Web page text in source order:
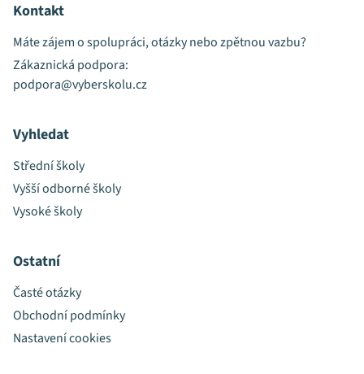
Kontakt
Máte zájem o spolupráci, otázky nebo zpětnou vazbu?
Zákaznická podpora:
podpora@vyberskolu.cz
Vyhledat
Střední školy
Vyšší odborné školy
Vysoké školy
Ostatní
Časté otázky
Obchodní podmínky
Nastavení cookies